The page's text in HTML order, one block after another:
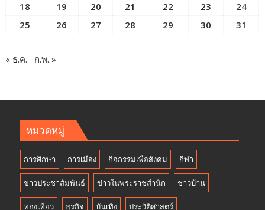
18
19 20 21 22 23
24
25
26 27 28 29 30 31
« ธ.ค. ก.พ. »
หมวดหมู่
การศึกษา การเมือง กิจกรรมเพื่อสังคม กีฬา
ข่าวประชาสัมพันธ์ ข่าวในพระราชสำนัก ชาวบ้าน
ท่องเที่ยว ธุรกิจ บันเทิง ประวัติศาสตร์